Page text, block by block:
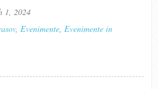
1, 2024
, Evenimente, Evenimente in